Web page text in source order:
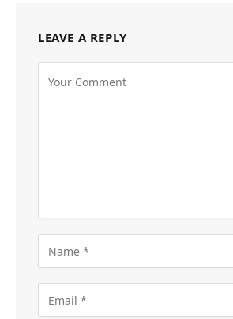
LEAVE A REPLY